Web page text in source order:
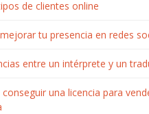
de clientes online
tu presencia en redes
entre un intérprete y un
una licencia para